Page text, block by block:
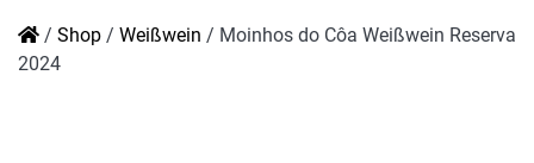
/ Shop / Weißwein / Moinhos do Côa Weißwein Reserva
2024